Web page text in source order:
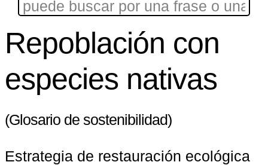
Repoblación con
especies nativas
(Glosario de sostenibilidad)
Estrategia de restauración ecológica